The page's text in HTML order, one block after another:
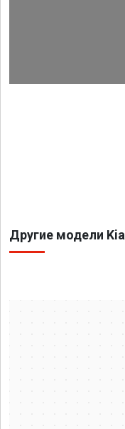
Другие модели Kia